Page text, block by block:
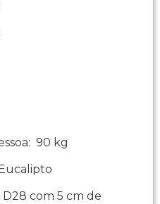
90 kg
D28 com 5 cm de